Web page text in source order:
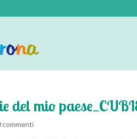
del mio
commenti